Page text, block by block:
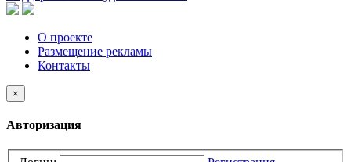
О проекте
Размещение рекламы
Контакты
×
Авторизация